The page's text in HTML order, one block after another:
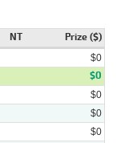
NT Prize ($)
$0
$0
$0
$0
$0